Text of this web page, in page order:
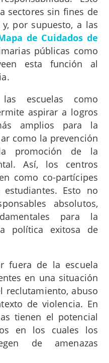
sectores sin fines de
por supuesto, a las
de Cuidados de
públicas como
esta función al
escuelas como
aspirar a logros
amplios para la
como la prevención
promoción de la
Así, los centros
como co-partícipes
Esto no
absolutos,
para la
política exitosa de
fuera de la escuela
en una situación
reclutamiento, abuso
de violencia. En
tienen el potencial
en los cuales los
de amenazas